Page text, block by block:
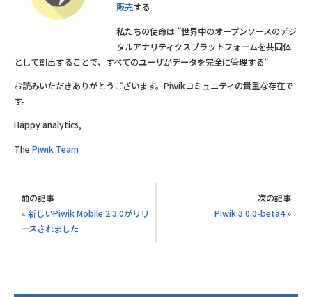
販売する
私たちの使命は ”世界中のオープンソースのデジ
タルアナリティクスプラットフォームを共同体
として創出することで、すべてのユーザがデータを完全に管理する”
お読みいただきありがとうございます。Piwikコミュニティの貴重な存在で
す。
Happy analytics,
ThePiwik Team
前の記事
« 新しいPiwik Mobile 2.3.0がリリ
ースされました
次の記事
Piwik 3.0.0-beta4»